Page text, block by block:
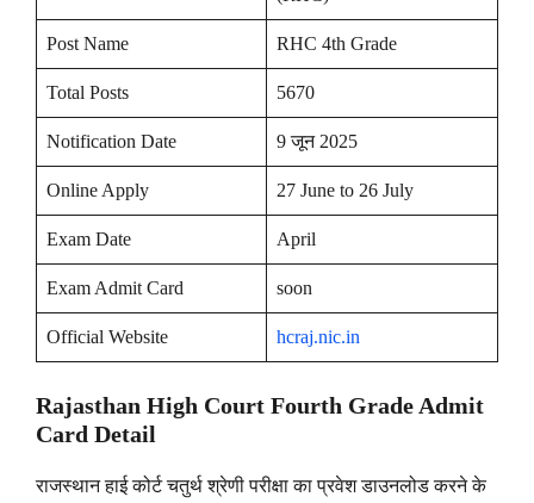
Post Name RHC 4th Grade
Total Posts 5670
Notification Date 9 जून 2025
Online Apply 27 June to 26 July
Exam Date April
Exam Admit Card soon
Official Website hcraj.nic.in
Rajasthan High Court Fourth Grade Admit
Card Detail
राजस्थान हाई कोर्ट चतुर्थ श्रेणी परीक्षा का प्रवेश डाउनलोड करने के